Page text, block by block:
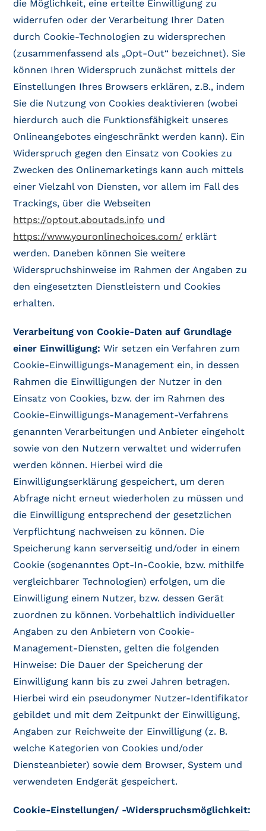
die Möglichkeit, eine erteilte Einwilligung zu
widerrufen oder der Verarbeitung Ihrer Daten
durch Cookie-Technologien zu widersprechen
(zusammenfassend als „Opt-Out“ bezeichnet). Sie
können Ihren Widerspruch zunächst mittels der
Einstellungen Ihres Browsers erklären, z.B., indem
Sie die Nutzung von Cookies deaktivieren (wobei
hierdurch auch die Funktionsfähigkeit unseres
Onlineangebotes eingeschränkt werden kann). Ein
Widerspruch gegen den Einsatz von Cookies zu
Zwecken des Onlinemarketings kann auch mittels
einer Vielzahl von Diensten, vor allem im Fall des
Trackings, über die Webseiten
https://optout.aboutads.info und
https://www.youronlinechoices.com/ erklärt
werden. Daneben können Sie weitere
Widerspruchshinweise im Rahmen der Angaben zu
den eingesetzten Dienstleistern und Cookies
erhalten.
Verarbeitung von Cookie-Daten auf Grundlage
einer Einwilligung: Wir setzen ein Verfahren zum
Cookie-Einwilligungs-Management ein, in dessen
Rahmen die Einwilligungen der Nutzer in den
Einsatz von Cookies, bzw. der im Rahmen des
Cookie-Einwilligungs-Management-Verfahrens
genannten Verarbeitungen und Anbieter eingeholt
sowie von den Nutzern verwaltet und widerrufen
werden können. Hierbei wird die
Einwilligungserklärung gespeichert, um deren
Abfrage nicht erneut wiederholen zu müssen und
die Einwilligung entsprechend der gesetzlichen
Verpflichtung nachweisen zu können. Die
Speicherung kann serverseitig und/oder in einem
Cookie (sogenanntes Opt-In-Cookie, bzw. mithilfe
vergleichbarer Technologien) erfolgen, um die
Einwilligung einem Nutzer, bzw. dessen Gerät
zuordnen zu können. Vorbehaltlich individueller
Angaben zu den Anbietern von Cookie-
Management-Diensten, gelten die folgenden
Hinweise: Die Dauer der Speicherung der
Einwilligung kann bis zu zwei Jahren betragen.
Hierbei wird ein pseudonymer Nutzer-Identifikator
gebildet und mit dem Zeitpunkt der Einwilligung,
Angaben zur Reichweite der Einwilligung (z. B.
welche Kategorien von Cookies und/oder
Diensteanbieter) sowie dem Browser, System und
verwendeten Endgerät gespeichert.
Cookie-Einstellungen/ -Widerspruchsmöglichkeit: